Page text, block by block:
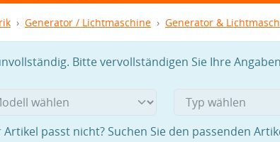
Generator / Lichtmaschine Generator &
Bitte vervollständigen Sie Ihre
passt nicht? Suchen Sie den passenden